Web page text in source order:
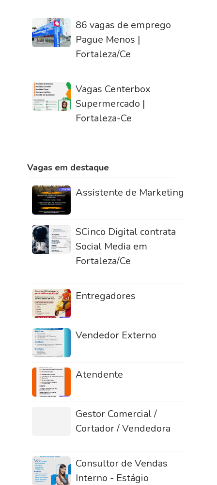
86 vagas de emprego
Pague Menos |
Fortaleza/Ce
Vagas Centerbox
Supermercado |
Fortaleza-Ce
Vagas em destaque
Assistente de Marketing
SCinco Digital contrata
Social Media em
Fortaleza/Ce
Entregadores
Vendedor Externo
Atendente
Gestor Comercial /
Cortador / Vendedora
Consultor de Vendas
Interno - Estágio